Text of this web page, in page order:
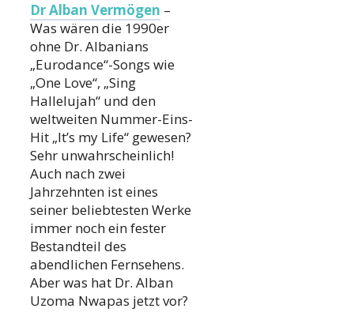
Dr Alban Vermögen –
Was wären die 1990er
ohne Dr. Albanians
„Eurodance“-Songs wie
„One Love“, „Sing
Hallelujah“ und den
weltweiten Nummer-Eins-
Hit „It’s my Life“ gewesen?
Sehr unwahrscheinlich!
Auch nach zwei
Jahrzehnten ist eines
seiner beliebtesten Werke
immer noch ein fester
Bestandteil des
abendlichen Fernsehens.
Aber was hat Dr. Alban
Uzoma Nwapas jetzt vor?